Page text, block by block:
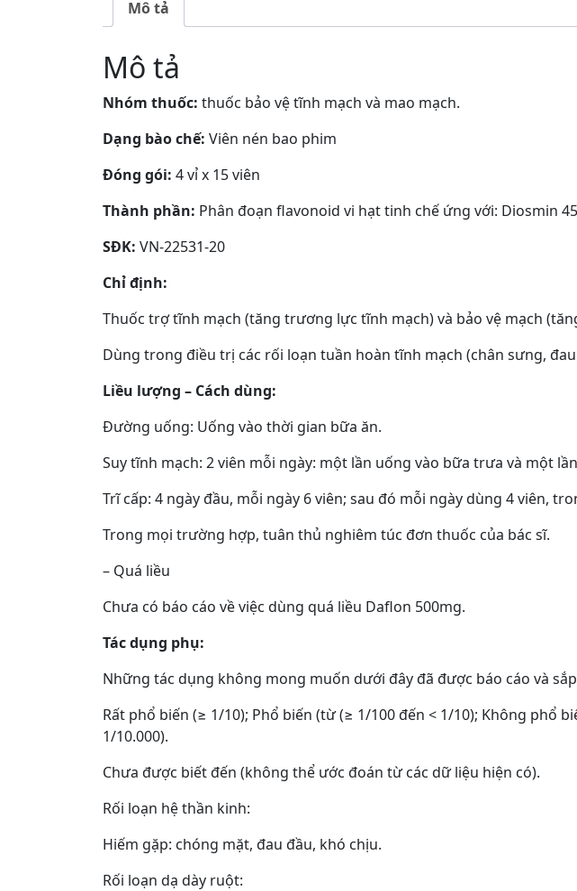
Mô tả
Mô tả
Nhóm thuốc: thuốc bảo vệ tĩnh mạch và mao mạch.
Dạng bào chế: Viên nén bao phim
Đóng gói: 4 vỉ x 15 viên
Thành phần: Phân đoạn flavonoid vi hạt tinh chế ứng với: Diosmin
SĐK: VN-22531-20
Chỉ định:
Thuốc trợ tĩnh mạch (tăng trương lực tĩnh mạch) và bảo vệ mạch
Dùng trong điều trị các rối loạn tuần hoàn tĩnh mạch (chân sưng,
Liều lượng – Cách dùng:
Đường uống: Uống vào thời gian bữa ăn.
Suy tĩnh mạch: 2 viên mỗi ngày: một lần uống vào bữa trưa và một
Trĩ cấp: 4 ngày đầu, mỗi ngày 6 viên; sau đó mỗi ngày dùng 4 viên,
Trong mọi trường hợp, tuân thủ nghiêm túc đơn thuốc của bác sĩ.
– Quá liều
Chưa có báo cáo về việc dùng quá liều Daflon 500mg.
Tác dụng phụ:
Những tác dụng không mong muốn dưới đây đã được báo cáo và
Rất phổ biến (≥ 1/10); Phổ biến (từ (≥ 1/100 đến < 1/10); Không phổ
1/10.000).
Chưa được biết đến (không thể ước đoán từ các dữ liệu hiện có).
Rối loạn hệ thần kinh:
Hiếm gặp: chóng mặt, đau đầu, khó chịu.
Rối loạn dạ dày ruột: